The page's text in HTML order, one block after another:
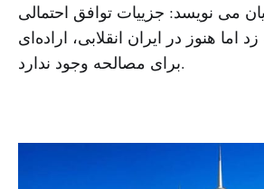
می نویسد: جزییات توافق احتمالی
اما هنوز در ایران انقلابی، اراده‌ای
برای مصالحه وجود ندارد.